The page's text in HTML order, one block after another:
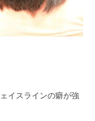
イスラインの癖が強